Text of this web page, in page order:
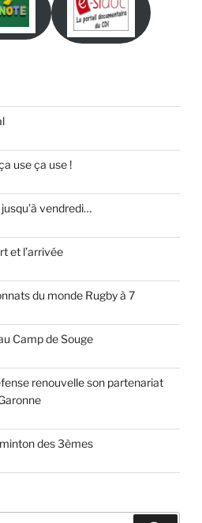
use ça use !
vendredi…
et l’arrivée
du monde Rugby à 7
Camp de Souge
renouvelle son partenariat
des 3èmes